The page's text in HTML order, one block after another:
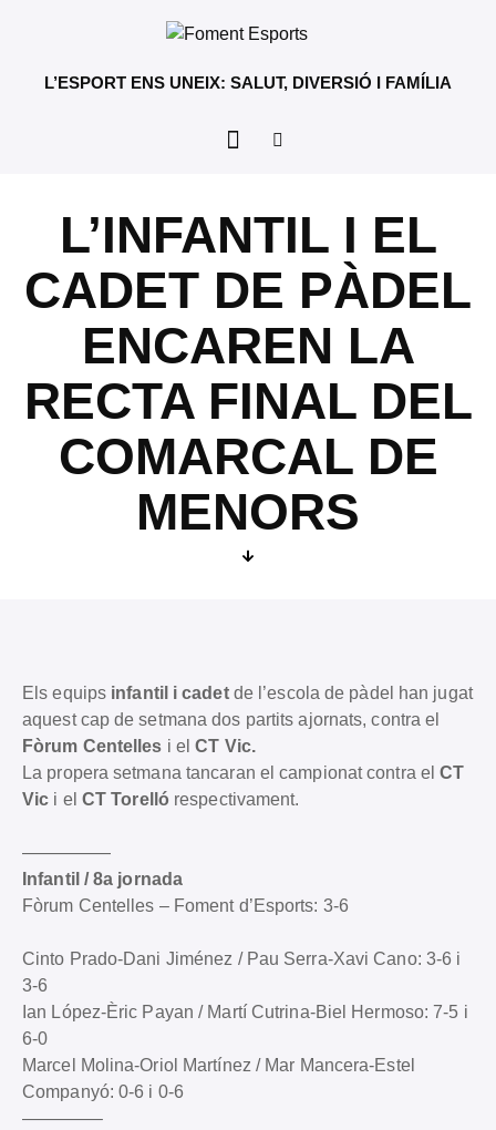
L’ESPORT ENS UNEIX: SALUT, DIVERSIÓ I FAMÍLIA
L’INFANTIL I EL
CADET DE PÀDEL
ENCAREN LA
RECTA FINAL DEL
COMARCAL DE
MENORS
Els equips infantil i cadet de l’escola de pàdel han jugat
aquest cap de setmana dos partits ajornats, contra el
Fòrum Centelles i el CT Vic.
La propera setmana tancaran el campionat contra elCT
Vic i el CT Torelló respectivament.
—————
Infantil / 8a jornada
Fòrum Centelles – Foment d’Esports: 3-6
Cinto Prado-Dani Jiménez / Pau Serra-Xavi Cano: 3-6 i
3-6
Ian López-Èric Payan / Martí Cutrina-Biel Hermoso: 7-5 i
6-0
Marcel Molina-Oriol Martínez / Mar Mancera-Estel
Companyó: 0-6 i 0-6
————–